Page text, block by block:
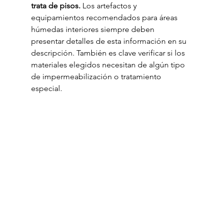
trata de pisos. Los artefactos y
equipamientos recomendados para áreas
húmedas interiores siempre deben
presentar detalles de esta información en su
descripción. También es clave verificar si los
materiales elegidos necesitan de algún tipo
de impermeabilización o tratamiento
especial.